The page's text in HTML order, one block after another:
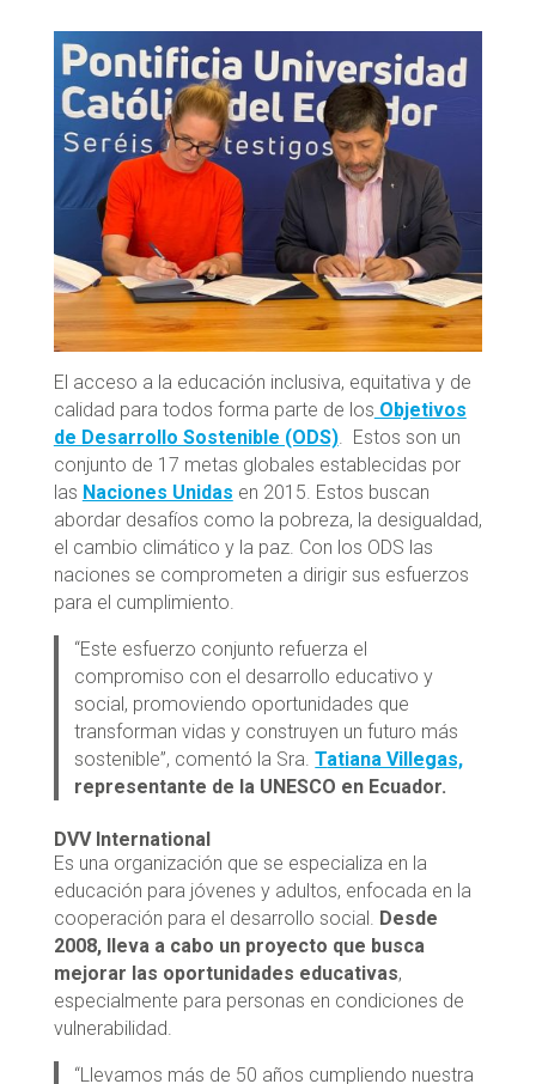
El acceso a la educación inclusiva, equitativa y de
calidad para todos forma parte de los Objetivos
de Desarrollo Sostenible (ODS). Estos son un
conjunto de 17 metas globales establecidas por
las Naciones Unidas en 2015. Estos buscan
abordar desafíos como la pobreza, la desigualdad,
el cambio climático y la paz. Con los ODS las
naciones se comprometen a dirigir sus esfuerzos
para el cumplimiento.
“Este esfuerzo conjunto refuerza el
compromiso con el desarrollo educativo y
social, promoviendo oportunidades que
transforman vidas y construyen un futuro más
sostenible”, comentó la Sra.Tatiana Villegas,
representante de la UNESCO en Ecuador.
DVV International
Es una organización que se especializa en la
educación para jóvenes y adultos, enfocada en la
cooperación para el desarrollo social. Desde
2008, lleva a cabo un proyecto que busca
mejorar las oportunidades educativas,
especialmente para personas en condiciones de
vulnerabilidad.
“Llevamos más de 50 años cumpliendo nuestra